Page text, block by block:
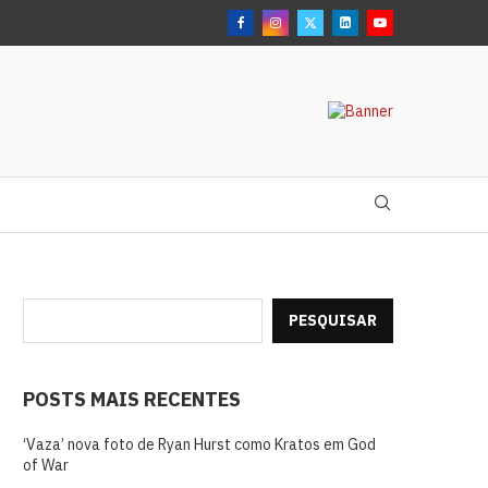
PESQUISAR
POSTS MAIS RECENTES
‘Vaza’ nova foto de Ryan Hurst como Kratos em God
of War